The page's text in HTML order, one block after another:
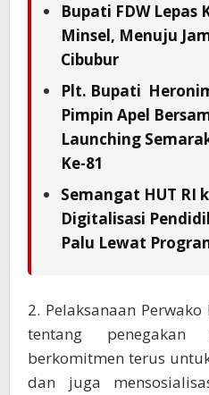
Bupati FDW
Minsel, Menuju
Cibubur
Plt. Bupati
Pimpin Apel
Launching
Ke-81
Semangat HUT RI
Digitalisasi
Palu Lewat
2. Pelaksanaan
tentang
berkomitmen terus
dan juga